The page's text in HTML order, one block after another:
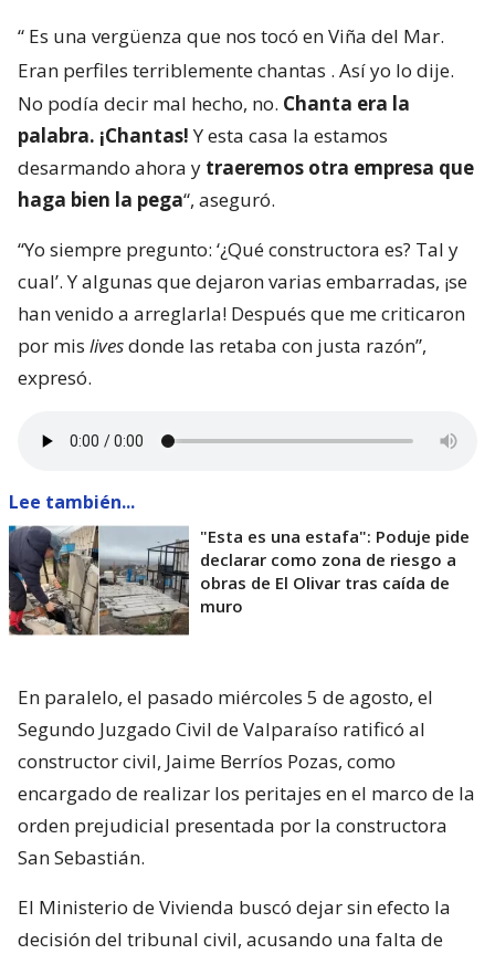
“ Es una vergüenza que nos tocó en Viña del Mar.
Eran perfiles terriblemente chantas . Así yo lo dije.
No podía decir mal hecho, no. Chanta era la
palabra. ¡Chantas!Y esta casa la estamos
desarmando ahora y traeremos otra empresa que
haga bien la pega“, aseguró.
“Yo siempre pregunto: ‘¿Qué constructora es? Tal y
cual’. Y algunas que dejaron varias embarradas, ¡se
han venido a arreglarla! Después que me criticaron
por mis livesdonde las retaba con justa razón”,
expresó.
Lee también...
"Esta es una estafa": Poduje pide
declarar como zona de riesgo a
obras de El Olivar tras caída de
muro
En paralelo, el pasado miércoles 5 de agosto, el
Segundo Juzgado Civil de Valparaíso ratificó al
constructor civil, Jaime Berríos Pozas, como
encargado de realizar los peritajes en el marco de la
orden prejudicial presentada por la constructora
San Sebastián.
El Ministerio de Vivienda buscó dejar sin efecto la
decisión del tribunal civil, acusando una falta de